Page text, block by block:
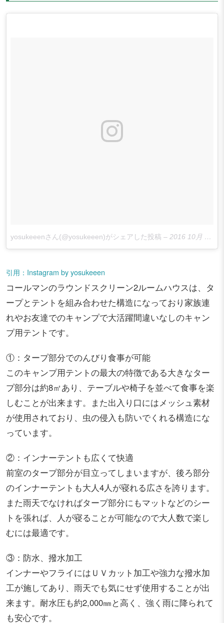
yosukeeenさん(@yosukeeen)がシェアした投稿 – 2016 10月 10 4:24午前 PDT
引用：Instagram by yosukeeen
コールマンのラウンドスクリーン2ルームハウスは、タ
ープとテントを組み合わせた構造になっており家族連
れやお友達でのキャンプで大活躍間違いなしのキャン
プ用テントです。
①：タープ部分でのんびり食事が可能
このキャンプ用テントの最大の特徴である大きなター
プ部分は約8㎡あり、テーブルや椅子を並べて食事を楽
しむことが出来ます。また出入り口にはメッシュ素材
が使用されており、虫の侵入も防いでくれる構造にな
っています。
②：インナーテントも広くて快適
前室のタープ部分が目立ってしまいますが、後ろ部分
のインナーテントも大人4人が寝れる広さを誇ります。
また雨天でなければタープ部分にもマットなどのシー
トを張れば、人が寝ることが可能なので大人数で楽し
むには最適です。
③：防水、撥水加工
インナーやフライにはＵＶカット加工や強力な撥水加
工が施してあり、雨天でも気にせず使用することが出
来ます。耐水圧も約2,000㎜と高く、強く雨に降られて
も安心です。